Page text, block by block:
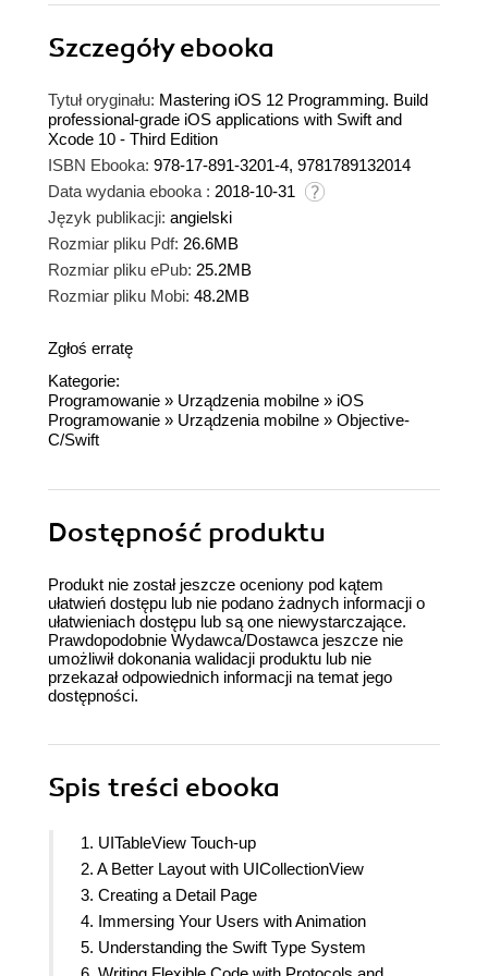
Szczegółyebooka
Tytuł oryginału: Mastering iOS 12 Programming. Build
professional-grade iOS applications with Swift and
Xcode 10 - Third Edition
ISBN Ebooka: 978-17-891-3201-4, 9781789132014
Data wydania ebooka : 2018-10-31
Język publikacji: angielski
Rozmiar pliku Pdf: 26.6MB
Rozmiar pliku ePub: 25.2MB
Rozmiar pliku Mobi: 48.2MB
Zgłoś erratę
Kategorie:
Programowanie » Urządzenia mobilne » iOS
Programowanie » Urządzenia mobilne » Objective-
C/Swift
Dostępność produktu
Produkt nie został jeszcze oceniony pod kątem
ułatwień dostępu lub nie podano żadnych informacji o
ułatwieniach dostępu lub są one niewystarczające.
Prawdopodobnie Wydawca/Dostawca jeszcze nie
umożliwił dokonania walidacji produktu lub nie
przekazał odpowiednich informacji na temat jego
dostępności.
Spis treści ebooka
1. UITableView Touch-up
2. A Better Layout with UICollectionView
3. Creating a Detail Page
4. Immersing Your Users with Animation
5. Understanding the Swift Type System